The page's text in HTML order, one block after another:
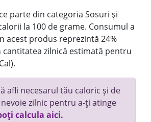
parte din categoria Sosuri și
la 100 de grame. Consumul a
acest produs reprezintă 24%
zilnică estimată pentru
afli necesarul tău caloric și de
zilnic pentru a-ți atinge
calcula aici.